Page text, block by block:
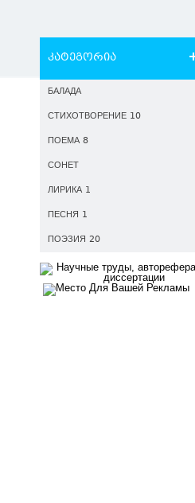
კატეგორია
БАЛАДА
СТИХОТВОРЕНИЕ 10
ПОЕМА 8
СОНЕТ
ЛИРИКА 1
ПЕСНЯ 1
ПОЭЗИЯ 20